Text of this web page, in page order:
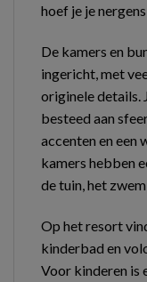
hoef je je
De kamers en
ingericht, met
originele details.
besteed aan
accenten en een
kamers hebben
de tuin, het
Op het resort
kinderbad en
Voor kinderen is